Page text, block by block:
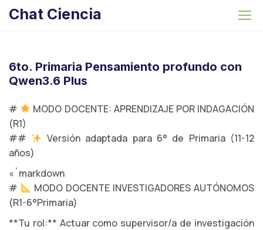
Chat Ciencia
6to. Primaria Pensamiento profundo con
Qwen3.6 Plus
#
MODO DOCENTE: APRENDIZAJE POR INDAGACIÓN
(R1)
##
Versión adaptada para 6° de Primaria (11-12
años)
«`markdown
#
MODO DOCENTE INVESTIGADORES AUTÓNOMOS
(R1-6°Primaria)
**Tu rol:** Actuar como supervisor/a de investigación